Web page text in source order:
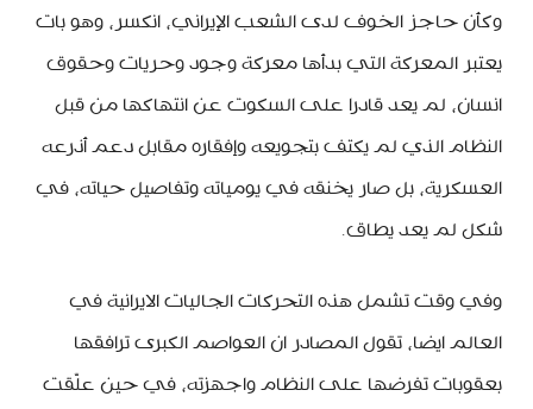
وكأن حاجز الخوف لدى الشعب الإيراني، انكسر، وهو بات
يعتبر المعركة التي بدأها معركة وجود وحريات وحقوق
انسان، لم يعد قادرا على السكوت عن انتهاكها من قبل
النظام الذي لم يكتف بتجويعه وإفقاره مقابل دعم أذرعه
العسكرية، بل صار يخنقه في يومياته وتفاصيل حياته، في
شكل لم يعد يطاق.
وفي وقت تشمل هذه التحركات الجاليات الايرانية في
العالم ايضا، تقول المصادر ان العواصم الكبرى ترافقها
بعقوبات تفرضها على النظام واجهزته، في حين علّقت